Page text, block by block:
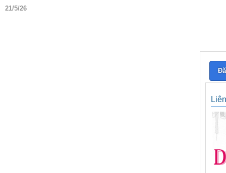
21/5/26